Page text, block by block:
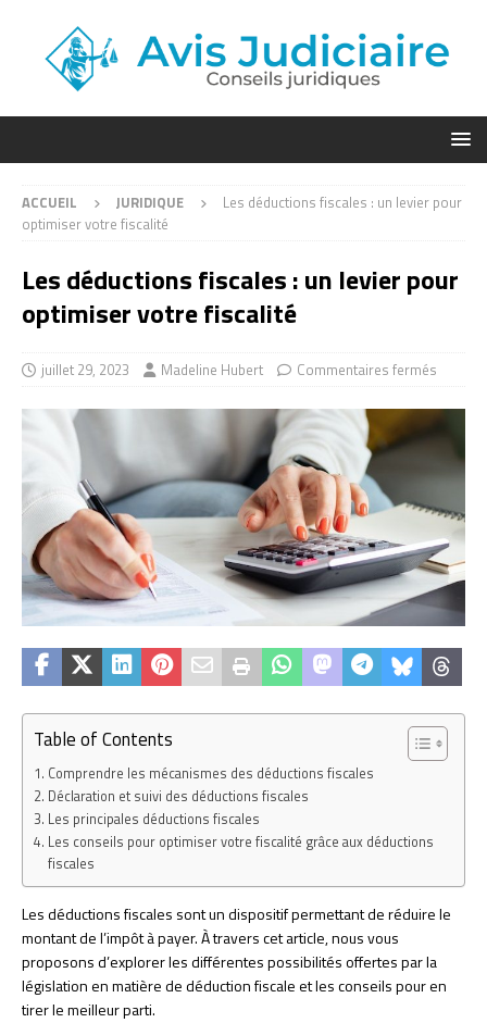
ACCUEIL JURIDIQUE
Les déductions fiscales : un levier pour
optimiser votre fiscalité
Les déductions fiscales : un levier pour
optimiser votre fiscalité
juillet 29, 2023 Madeline Hubert Commentaires fermés
Table of Contents
Comprendre les mécanismes des déductions fiscales
Déclaration et suivi des déductions fiscales
Les principales déductions fiscales
Les conseils pour optimiser votre fiscalité grâce aux déductions
fiscales
Les déductions fiscales sont un dispositif permettant de réduire le
montant de l’impôt à payer. À travers cet article, nous vous
proposons d’explorer les différentes possibilités offertes par la
législation en matière de déduction fiscale et les conseils pour en
tirer le meilleur parti.